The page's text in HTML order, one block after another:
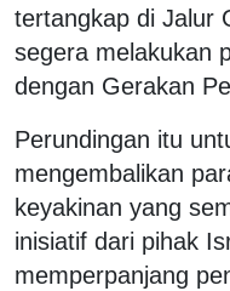
tertangkap di Jalur
segera melakukan
dengan Gerakan
Perundingan itu
mengembalikan
keyakinan yang
inisiatif dari pihak
memperpanjang